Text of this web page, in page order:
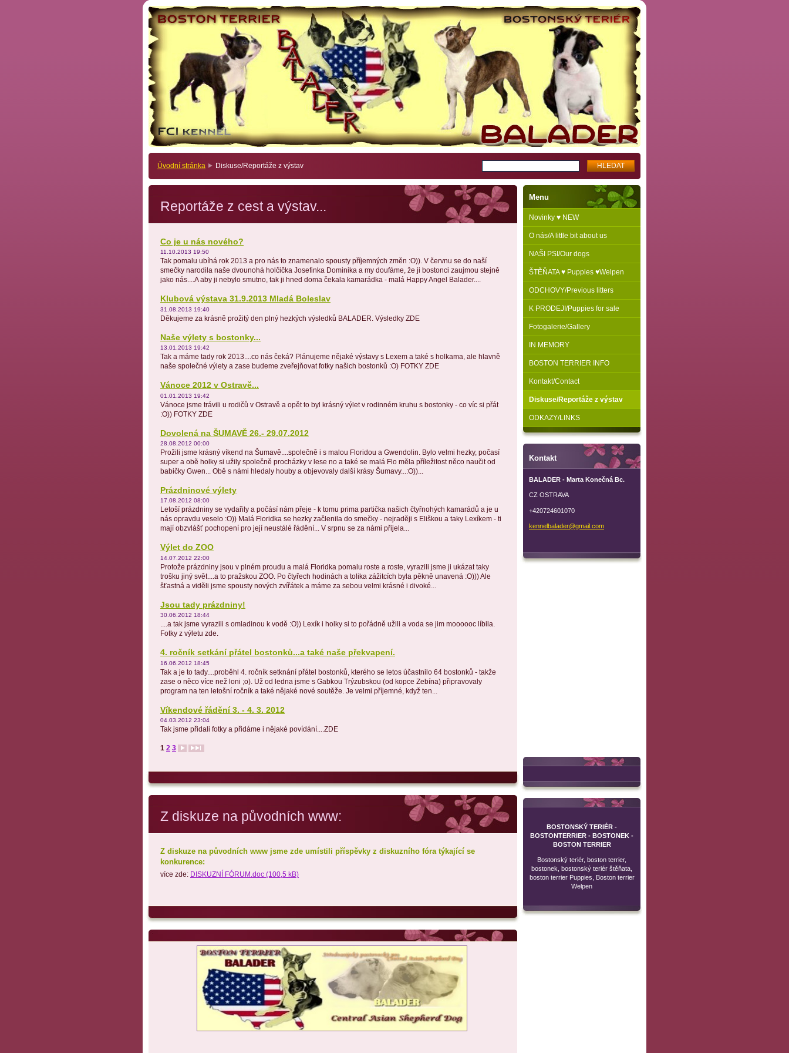
Úvodní stránka Diskuse/Reportáže z výstav
Reportáže z cest a výstav...
Co je u nás nového?
11.10.2013 19:50
Tak pomalu ubíhá rok 2013 a pro nás to znamenalo spousty příjemných změn :O)). V červnu se do naší
smečky narodila naše dvounohá holčička Josefinka Dominika a my doufáme, že ji bostonci zaujmou stejně
jako nás....A aby ji nebylo smutno, tak ji hned doma čekala kamarádka - malá Happy Angel Balader....
Klubová výstava 31.9.2013 Mladá Boleslav
31.08.2013 19:40
Děkujeme za krásně prožitý den plný hezkých výsledků BALADER. Výsledky ZDE
Naše výlety s bostonky...
13.01.2013 19:42
Tak a máme tady rok 2013....co nás čeká? Plánujeme nějaké výstavy s Lexem a také s holkama, ale hlavně
naše společné výlety a zase budeme zveřejňovat fotky našich bostonků :O) FOTKY ZDE
Vánoce 2012 v Ostravě...
01.01.2013 19:42
Vánoce jsme trávili u rodičů v Ostravě a opět to byl krásný výlet v rodinném kruhu s bostonky - co víc si přát
:O)) FOTKY ZDE
Dovolená na ŠUMAVĚ 26.- 29.07.2012
28.08.2012 00:00
Prožili jsme krásný víkend na Šumavě....společně i s malou Floridou a Gwendolin. Bylo velmi hezky, počasí
super a obě holky si užily společně procházky v lese no a také se malá Flo měla příležitost něco naučit od
babičky Gwen... Obě s námi hledaly houby a objevovaly další krásy Šumavy...:O))...
Prázdninové výlety
17.08.2012 08:00
Letoší prázdniny se vydařily a počásí nám přeje - k tomu prima partička našich čtyřnohých kamarádů a je u
nás opravdu veselo :O)) Malá Floridka se hezky začlenila do smečky - nejraději s Eliškou a taky Lexíkem - ti
mají obzvlášť pochopení pro její neustálé řádění... V srpnu se za námi přijela...
Výlet do ZOO
14.07.2012 22:00
Protože prázdniny jsou v plném proudu a malá Floridka pomalu roste a roste, vyrazili jsme ji ukázat taky
trošku jiný svět....a to pražskou ZOO. Po čtyřech hodinách a tolika zážitcích byla pěkně unavená :O))) Ale
šťastná a viděli jsme spousty nových zvířátek a máme za sebou velmi krásné i divoké...
Jsou tady prázdniny!
30.06.2012 18:44
....a tak jsme vyrazili s omladinou k vodě :O)) Lexík i holky si to pořádně užili a voda se jim moooooc líbila.
Fotky z výletu zde.
4. ročník setkání přátel bostonků...a také naše překvapení.
16.06.2012 18:45
Tak a je to tady....proběhl 4. ročník setknání přátel bostonků, kterého se letos účastnilo 64 bostonků - takže
zase o něco více než loni ;o). Už od ledna jsme s Gabkou Trýzubskou (od kopce Zebína) připravovaly
program na ten letošní ročník a také nějaké nové soutěže. Je velmi příjemné, když ten...
Víkendové řádění 3. - 4. 3. 2012
04.03.2012 23:04
Tak jsme přidali fotky a přidáme i nějaké povídání....ZDE
1 2 3
Z diskuze na původních www:
Z diskuze na původních www jsme zde umístili příspěvky z diskuzního fóra týkající se
konkurence:
více zde: DISKUZNÍ FÓRUM.doc (100,5 kB)
Menu
Novinky ♥ NEW
O nás/A little bit about us
NAŠI PSI/Our dogs
ŠTĚŇATA ♥ Puppies ♥Welpen
ODCHOVY/Previous litters
K PRODEJI/Puppies for sale
Fotogalerie/Gallery
IN MEMORY
BOSTON TERRIER INFO
Kontakt/Contact
Diskuse/Reportáže z výstav
ODKAZY/LINKS
Kontakt
BALADER - Marta Konečná Bc.
CZ OSTRAVA
+420724601070
kennelbalader@gmail.com
BOSTONSKÝ TERIÉR -
BOSTONTERRIER - BOSTONEK -
BOSTON TERRIER
Bostonský teriér, boston terrier,
bostonek, bostonský teriér štěňata,
boston terrier Puppies, Boston terrier
Welpen